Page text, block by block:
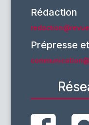
Rédaction
Prépresse